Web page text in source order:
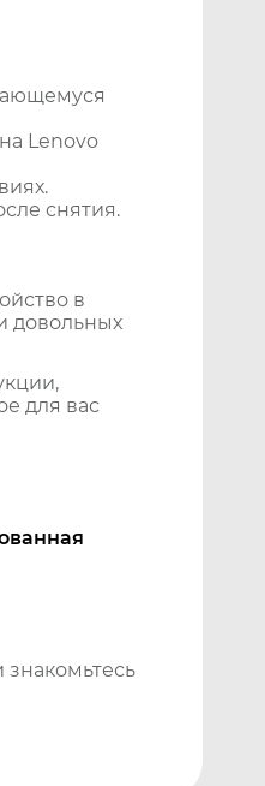
Lenovo
снятия.
в
довольных
для вас